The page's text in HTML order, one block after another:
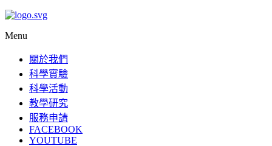
Menu
關於我們
科學實驗
科學活動
教學研究
服務申請
FACEBOOK
YOUTUBE